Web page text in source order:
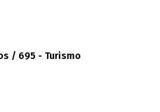
/ 695 - Turismo